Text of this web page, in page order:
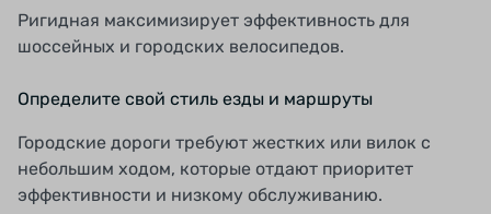
Ригидная максимизирует эффективность для
шоссейных и городских велосипедов.
Определите свой стиль езды и маршруты
Городские дороги требуют жестких или вилок с
небольшим ходом, которые отдают приоритет
эффективности и низкому обслуживанию.